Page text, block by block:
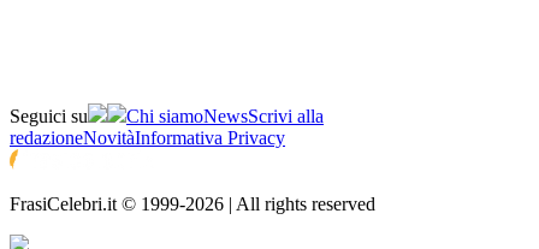
Seguici su Chi siamoNewsScrivi alla
redazioneNovitàInformativa Privacy
FrasiCelebri.it © 1999-2026 | All rights reserved